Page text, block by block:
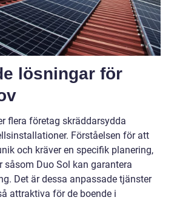
lösningar för
flera företag skräddarsydda
Förståelsen för att
och kräver en specifik planering,
såsom Duo Sol kan garantera
Det är dessa anpassade tjänster
attraktiva för de boende i